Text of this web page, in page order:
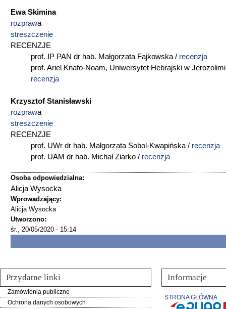
Ewa Skimina
rozprawa
streszczenie
RECENZJE
prof. IP PAN dr hab. Małgorzata Fajkowska / recenzja
prof. Ariel Knafo-Noam, Uniwersytet Hebrajski w
recenzja
Krzysztof Stanisławski
rozprawa
streszczenie
RECENZJE
prof. UWr dr hab. Małgorzata Sobol-Kwapińska / recenzja
prof. UAM dr hab. Michał Ziarko / recenzja
Osoba odpowiedzialna:
Alicja Wysocka
Wprowadzający:
Alicja Wysocka
Utworzono:
śr., 20/05/2020 - 15:14
Przydatne linki
Zamówienia publiczne
Ochrona danych osobowych
Informacje
STRONA GŁÓWNA